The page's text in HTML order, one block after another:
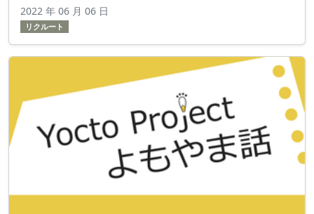
2022 年 06 月 06 日
リクルート